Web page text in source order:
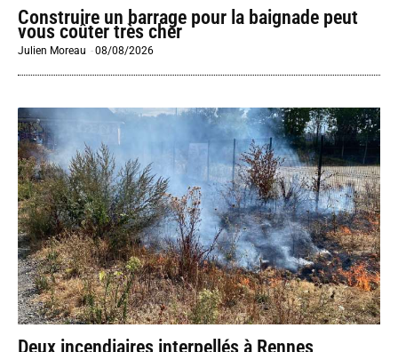
Construire un barrage pour la baignade peut
vous coûter très cher
Julien Moreau -08/08/2026
Deux incendiaires interpellés à Rennes